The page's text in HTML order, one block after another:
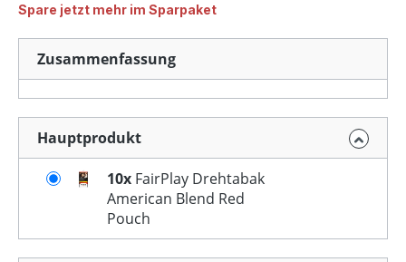
Spare jetzt mehr im Sparpaket
Zusammenfassung
Hauptprodukt
10x FairPlay Drehtabak
American Blend Red
Pouch